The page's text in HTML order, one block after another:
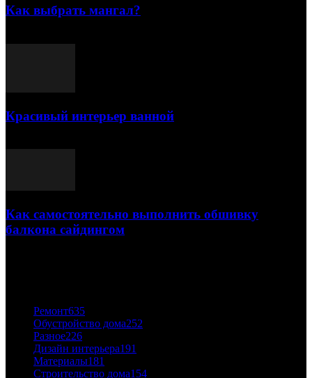
Как выбрать мангал?
Красивый интерьер ванной
Как самостоятельно выполнить обшивку
балкона сайдингом
Ремонт635
Обустройство дома252
Разное226
Дизайн интерьера191
Материалы181
Строительство дома154